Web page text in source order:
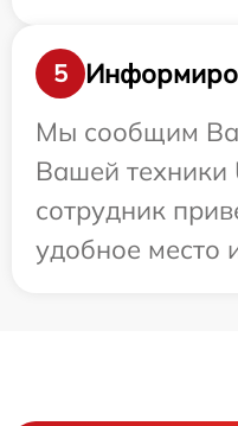
5
Мы сообщим
Вашей
сотрудник
удобное место